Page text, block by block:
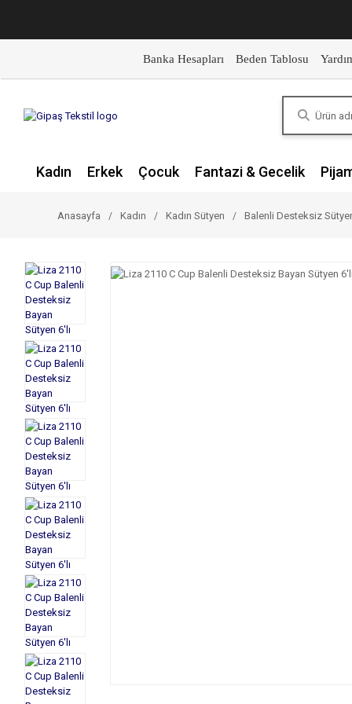
Banka Hesapları Beden Tablosu
Kadın Erkek Çocuk Fantazi & Gecelik
Anasayfa Kadın Kadın Sütyen Balenli Desteksiz